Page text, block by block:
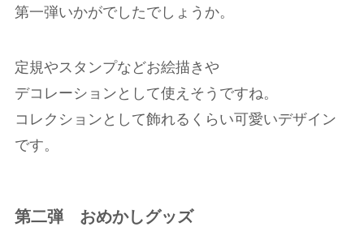
第一弾いかがでしたでしょうか。
定規やスタンプなどお絵描きや
デコレーションとして使えそうですね。
コレクションとして飾れるくらい可愛いデザイン
です。
第二弾 おめかしグッズ